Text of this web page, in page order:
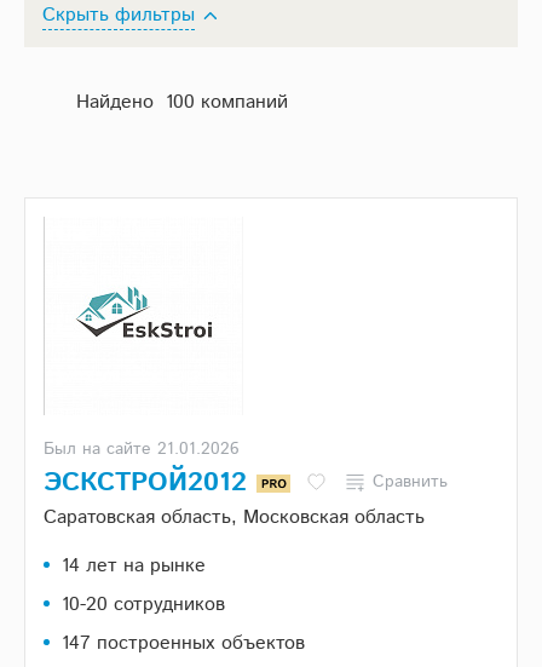
Скрыть фильтры
Найдено 100 компаний
Был на сайте 21.01.2026
ЭСКСТРОЙ2012 Сравнить
Саратовская область, Московская область
14 лет на рынке
10-20 сотрудников
147 построенных объектов